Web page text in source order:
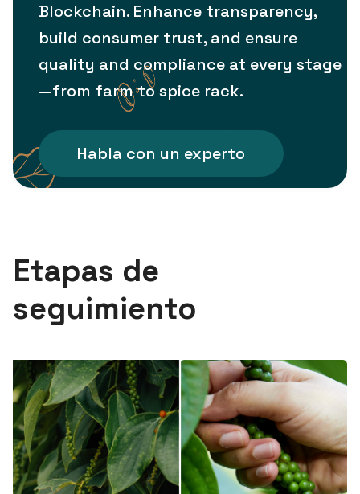
Blockchain. Enhance transparency,
build consumer trust, and ensure
quality and compliance at every stage
—from farm to spice rack.
Habla con un experto
Etapas de
seguimiento